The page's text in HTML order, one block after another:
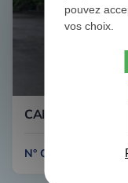
CAISSON TP
N° C-
pouvez
vos choix.